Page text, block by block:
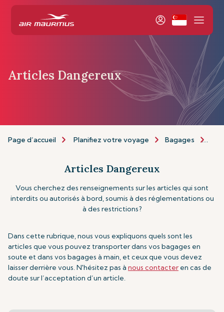
Articles Dangereux
Page d’accueil Planifiez votre voyage Bagages
Articles Dangereux
Vous cherchez des renseignements sur les articles qui sont
interdits ou autorisés à bord, soumis à des réglementations ou
à des restrictions?
Dans cette rubrique, nous vous expliquons quels sont les
articles que vous pouvez transporter dans vos bagages en
soute et dans vos bagages à main, et ceux que vous devez
laisser derrière vous. N'hésitez pas à nous contacter en cas de
doute sur l’acceptation d’un article.